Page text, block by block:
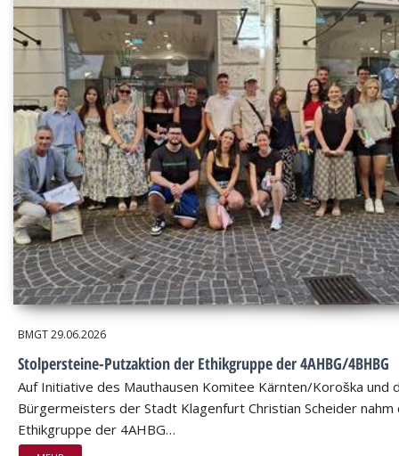
BMGT29.06.2026
Stolpersteine-Putzaktion der Ethikgruppe der 4AHBG/4BHBG
Auf Initiative des Mauthausen Komitee Kärnten/Koroška und
Bürgermeisters der Stadt Klagenfurt Christian Scheider nahm
Ethikgruppe der 4AHBG…